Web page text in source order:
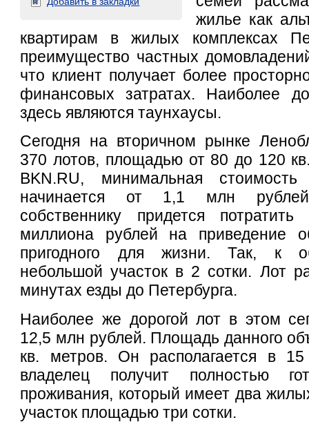
жилье как
квартирам в жилых комплексах
преимущество частных
что клиент получает более
финансовых затратах. Наиболее
здесь являются таунхаусы.
Сегодня на вторичном рынке
370 лотов, площадью от 80 до 120
BKN.RU, минимальная стоимость
начинается от 1,1 млн
собственнику придется
миллиона рублей на приведение
пригодного для жизни. Так, к
небольшой участок в 2 сотки. Лот
минутах езды до Петербурга.
Наиболее же дорогой лот в этом
12,5 млн рублей. Площадь данного
кв. метров. Он располагается в
владелец получит полностью
проживания, который имеет два
участок площадью три сотки.